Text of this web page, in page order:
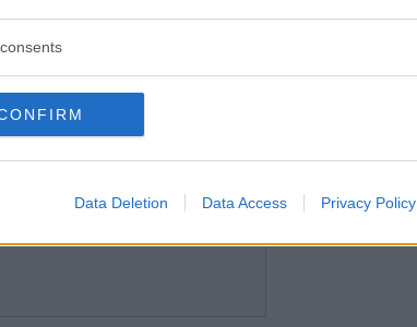
Data Deletion Data Access Privacy Policy
2018-04-29 22:37